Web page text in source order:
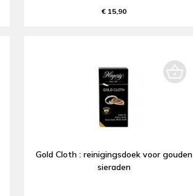
€ 15,90
Gold Cloth : reinigingsdoek voor gouden
sieraden